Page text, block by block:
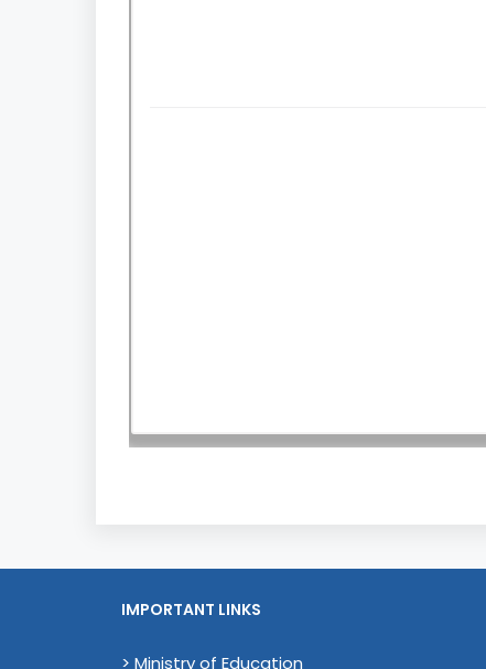
IMPORTANT LINKS
> Ministry of Education